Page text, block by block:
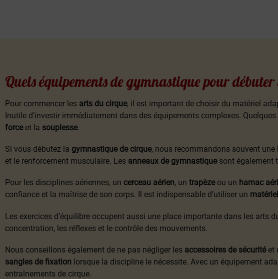
Quels équipements de gymnastique pour
Pour commencer les arts du cirque, il est important de choisir du matériel
Inutile d’investir immédiatement dans des équipements complexes.
forceet la souplesse.
Si vous débutez la gymnastique de cirque, nous recommandons souvent une
et le renforcement musculaire. Les anneaux de gymnastiquesont également
Pour les disciplines aériennes, un cerceau aérien, un trapèzeou un hamac
confiance et la maîtrise de son corps. Il est indispensable d’utiliser un
Les exercices d’équilibre occupent aussi une place importante dans les arts
concentration, les réflexes et le contrôle des mouvements.
Nous conseillons également de ne pas négliger les accessoires de sécuritéet
sangles de fixation lorsque la discipline le nécessite. Avec un équipement
entraînements de cirque.